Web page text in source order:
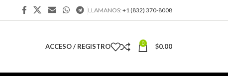
LLAMANOS: +1 (832) 370-8008
ACCESO / REGISTRO 0 $0.00